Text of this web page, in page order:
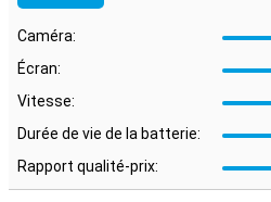
Caméra:
Écran:
Vitesse:
Durée de vie de la batterie:
Rapport qualité-prix: